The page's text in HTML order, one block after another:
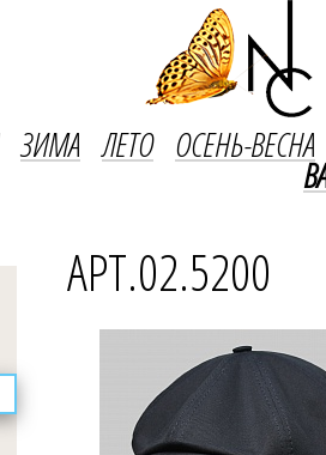
ЗИМА ЛЕТО ОСЕНЬ-ВЕСНА
АРТ.02.5200